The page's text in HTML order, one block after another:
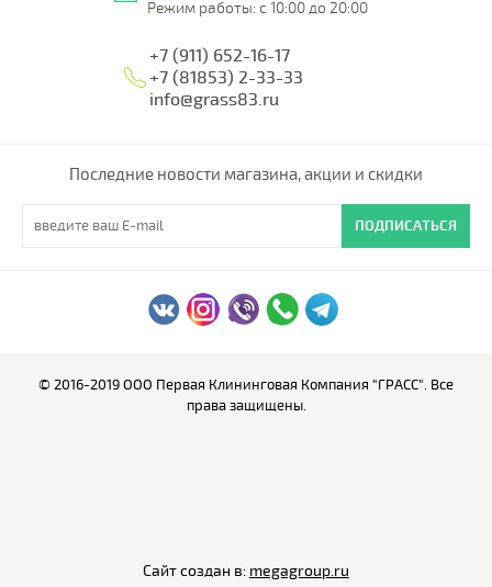
Режим работы: с 10:00 до 20:00
+7 (911) 652-16-17
+7 (81853) 2-33-33
info@grass83.ru
Последние новости магазина, акции и скидки
ПОДПИСАТЬСЯ
© 2016-2019 ООО Первая Клининговая Компания "ГРАСС". Все
права защищены.
Сайт создан в: megagroup.ru